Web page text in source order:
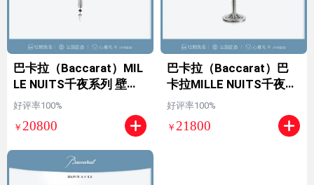
巴卡拉（Baccarat）MIL
LE NUITS千夜系列 壁灯
【法国匠造】【七夕礼
好评率100%
￥20800
巴卡拉（Baccarat）巴
卡拉MILLE NUITS千夜系
列台灯【法国匠造】【七
夕礼物】 白色+透明 其他
好评率100%
￥21800